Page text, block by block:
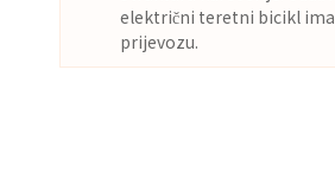
električni teretni bicikl
prijevozu.